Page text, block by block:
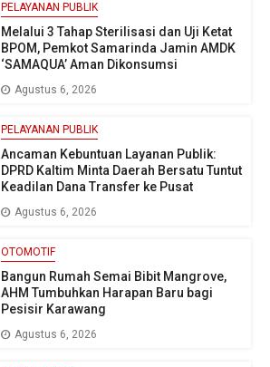
PELAYANAN PUBLIK
Melalui 3 Tahap Sterilisasi dan Uji Ketat
BPOM, Pemkot Samarinda Jamin AMDK
‘SAMAQUA’ Aman Dikonsumsi
Agustus 6, 2026
PELAYANAN PUBLIK
Ancaman Kebuntuan Layanan Publik:
DPRD Kaltim Minta Daerah Bersatu Tuntut
Keadilan Dana Transfer ke Pusat
Agustus 6, 2026
OTOMOTIF
Bangun Rumah Semai Bibit Mangrove,
AHM Tumbuhkan Harapan Baru bagi
Pesisir Karawang
Agustus 6, 2026